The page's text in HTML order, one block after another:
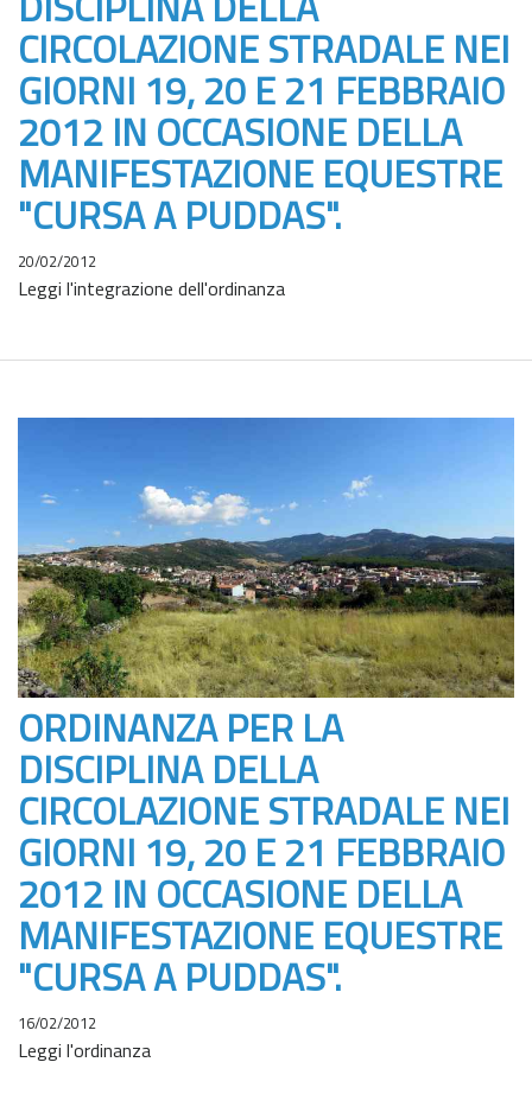
CIRCOLAZIONE STRADALE NEI
GIORNI 19, 20 E 21 FEBBRAIO
2012 IN OCCASIONE DELLA
MANIFESTAZIONE EQUESTRE
"CURSA A PUDDAS".
20/02/2012
Leggi l'integrazione dell'ordinanza
ORDINANZA PER LA
DISCIPLINA DELLA
CIRCOLAZIONE STRADALE NEI
GIORNI 19, 20 E 21 FEBBRAIO
2012 IN OCCASIONE DELLA
MANIFESTAZIONE EQUESTRE
"CURSA A PUDDAS".
16/02/2012
Leggi l'ordinanza